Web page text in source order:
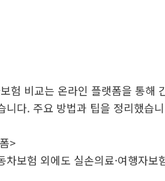
험 비교는 온라인 플랫폼을 통해
니다. 주요 방법과 팁을 정리했습
>
차보험 외에도 실손의료·여행자